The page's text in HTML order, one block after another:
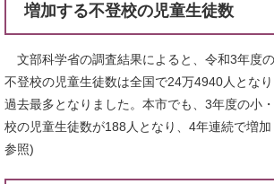
増加する不登校の児童生徒数
文部科学省の調査結果によると、令和3年度
不登校の児童生徒数は全国で24万4940人となり
過去最多となりました。本市でも、3年度の小
校の児童生徒数が188人となり、4年連続で増
参照)